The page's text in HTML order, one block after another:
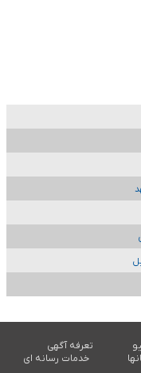
تعرفه آگهی
خدمات رسانه ای